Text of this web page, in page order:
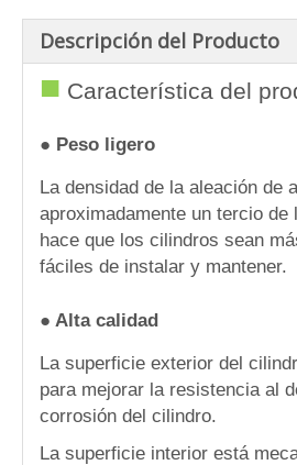
Descripción del Producto
■ Característica del
● Peso ligero
La densidad de la aleación de
aproximadamente un tercio de
hace que los cilindros sean
fáciles de instalar y mantener.
● Alta calidad
La superficie exterior del
para mejorar la resistencia al
corrosión del cilindro.
La superficie interior está